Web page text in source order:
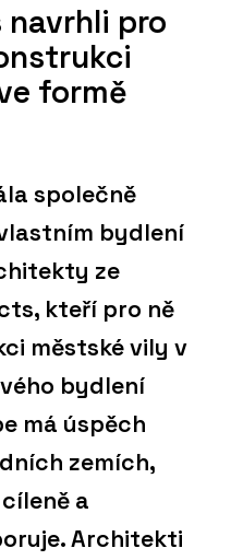
pro
formě
společně
bydlení
ze
kteří pro ně
městské vily v
bydlení
má úspěch
zemích,
a
Architekti